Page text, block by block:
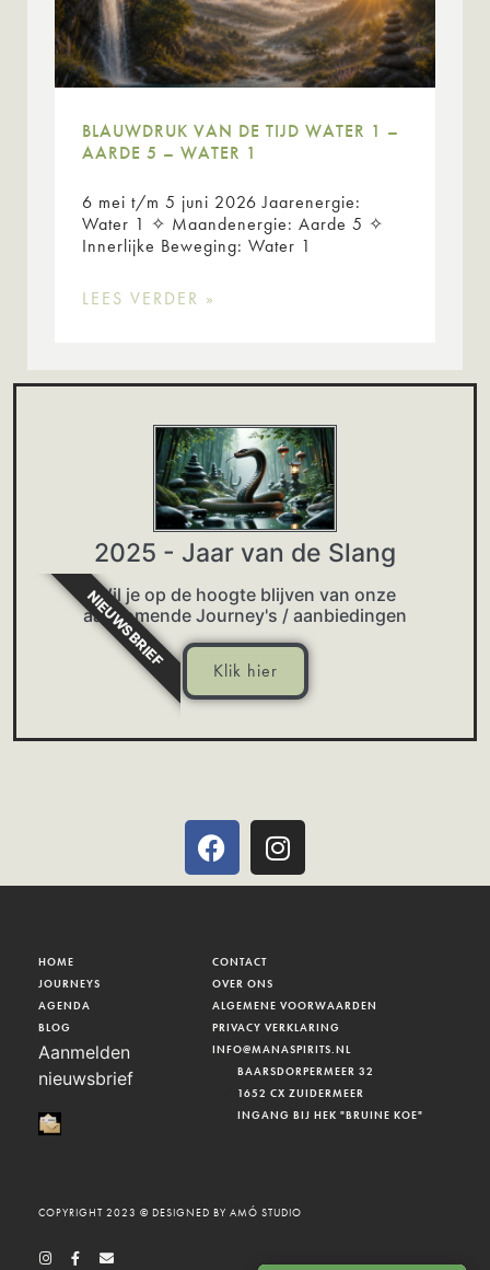
BLAUWDRUK VAN DE TIJD WATER 1 –
AARDE 5 – WATER 1
6 mei t/m 5 juni 2026 Jaarenergie:
Water 1 ✧ Maandenergie: Aarde 5 ✧
Innerlijke Beweging: Water 1
LEES VERDER »
2025 - Jaar van de Slang
Wil je op de hoogte blijven van onze
aankomende Journey's / aanbiedingen
Klik hier
NIEUWSBRIEF
HOME
JOURNEYS
AGENDA
BLOG
Aanmelden
nieuwsbrief
CONTACT
OVER ONS
ALGEMENE VOORWAARDEN
PRIVACY VERKLARING
INFO@MANASPIRITS.NL
BAARSDORPERMEER 32
1652 CX ZUIDERMEER
INGANG BIJ HEK "BRUINE KOE"
COPYRIGHT 2023 © DESIGNED BY AMÓ STUDIO